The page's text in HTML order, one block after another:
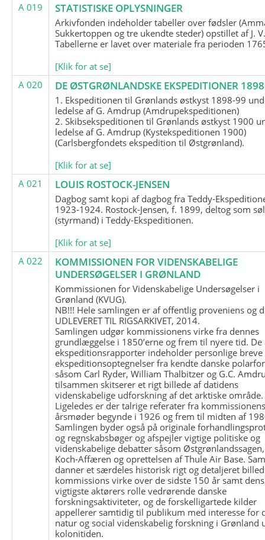
A 019
STATISTISKE OPLYSNINGER
Arkivfonden indeholder tabeller over fødsler
Sukkertoppen og tre ukendte steder) opstillet af J.
Tabellerne er lavet over materiale fra perioden
[Klik for at se]
A 020
DE ØSTGRØNLANDSKE EKSPEDITIONER
1. Ekspeditionen til Grønlands østkyst 1898-99
ledelse af G. Amdrup (Amdrupekspeditionen)
2. Skibsekspeditionen til Grønlands østkyst 1900
ledelse af G. Amdrup (Kystekspeditionen 1900)
(Carlsbergfondets ekspedition til Østgrønland).
[Klik for at se]
A 021
LOUIS ROSTOCK-JENSEN
Dagbog samt kopi af dagbog fra Teddy-
1923-1924. Rostock-Jensen, f. 1899, deltog som
(styrmand) i Teddy-Ekspeditionen.
[Klik for at se]
A 022
KOMMISSIONEN FOR VIDENSKABELIGE
UNDERSØGELSER I GRØNLAND
Kommissionen for Videnskabelige Undersøgelser i
Grønland (KVUG).
NB!!! Hele samlingen er af offentlig proveniens og
UDLEVERET TIL RIGSARKIVET, 2014.
Samlingen udgør kommissionens virke fra dennes
grundlæggelse i 1850’erne og frem til nyere tid.
ekspeditionsrapporter indeholder personlige breve
ekspeditionsoptegnelser fra kendte danske
såsom Carl Ryder, William Thalbitzer og G.C.
tilsammen skitserer et rigt billede af datidens
videnskabelige udforskning af det arktiske område.
Ligeledes er der talrige referater fra
årsmøder begynde i 1926 og frem til midten af
Samlingen byder også på originale
og regnskabsbøger og afspejler vigtige politiske og
videnskabelige debatter såsom
Koch-Affæren og oprettelsen af Thule Air Base.
danner et særdeles historisk rigt og detaljeret
kommissions virke over de sidste 150 år samt dens
vigtigste aktørers rolle vedrørende danske
forskningsaktiviteter, og de forskelligartede kilder
appellerer samtidig til publikum med interesse for
natur og social videnskabelig forskning i Grønland
kolonitiden.